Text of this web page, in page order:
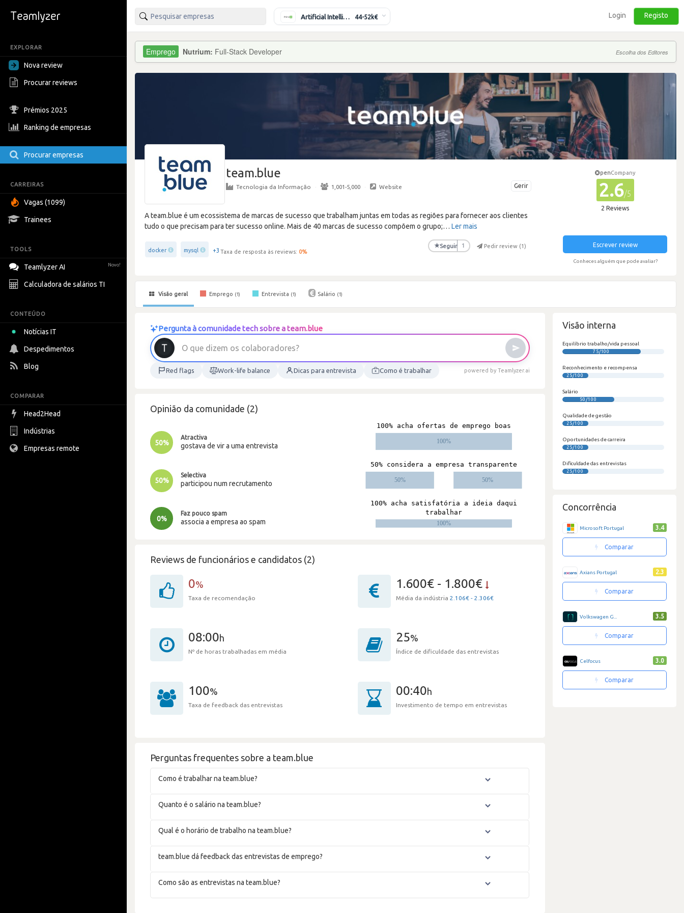
EXPLORAR
Nova review
Procurar reviews
Prémios 2025
Ranking de empresas
Procurar empresas
CARREIRAS
Vagas (1099)
Trainees
TOOLS
Teamlyzer AI Novo!
Calculadora de salários TI
CONTEÚDO
Notícias IT
Despedimentos
Blog
COMPARAR
Head2Head
Indústrias
Empresas remote
Artificial Intelligence Engineer 44-52k€ Login Registo
Nutrium: Full-Stack Developer Escolha dos Editores
team.blue
Gerir
Tecnologia da Informação · 1,001-5,000 · Website
A team.blue é um ecossistema de marcas de sucesso que trabalham juntas em todas as regiões para fornecer aos clientes
tudo o que precisam para ter sucesso online. Mais de 40 marcas de sucesso compõem o grupo;… Ler mais
docker mysql +3 Taxa de resposta às reviews: 0%
★Seguir 1 Pedir review (1)
penCompany
2.6/5
2 Reviews
Escrever review
Conheces alguém que pode avaliar?
Visão geral Emprego (1) Entrevista (1) Salário (1)
Pergunta à comunidade tech sobre a team.blue
O que d izem os colaborad ores?
Red flags Work-life balance Dicas para entrevista Como é trabalhar powered by Teamlyzer.ai
Opinião da comunidade (2)
50%
Atractiva
gostava de vir a uma entrevista
50%
Selectiva
participou num recrutamento
0%
Faz pouco spam
associa a empresa ao spam
Reviews de funcionários e candidatos (2)
0%
Taxa de recomendação
1.600€ - 1.800€
Média da indústria 2.106€ - 2.306€
08:00h
Nº de horas trabalhadas em média
25%
Índice de dificuldade das entrevistas
100%
Taxa de feedback das entrevistas
00:40h
Investimento de tempo em entrevistas
Perguntas frequentes sobre a team.blue
Como é trabalhar na team.blue?
Quanto é o salário na team.blue?
Qual é o horário de trabalho na team.blue?
team.blue dá feedback das entrevistas de emprego?
Como são as entrevistas na team.blue?
Visão interna
Equilíbrio trabalho/vida pessoal
75/100
Reconhecimento e recompensa
25/100
Salário
50/100
Qualidade de gestão
25/100
Oportunidades de carreira
25/100
Dificuldade das entrevistas
25/100
Concorrência
Microsoft Portugal 3.4
Comparar
Axians Portugal 2.3
Comparar
Volkswagen G... 3.5
Comparar
Celfocus 3.0
Comparar